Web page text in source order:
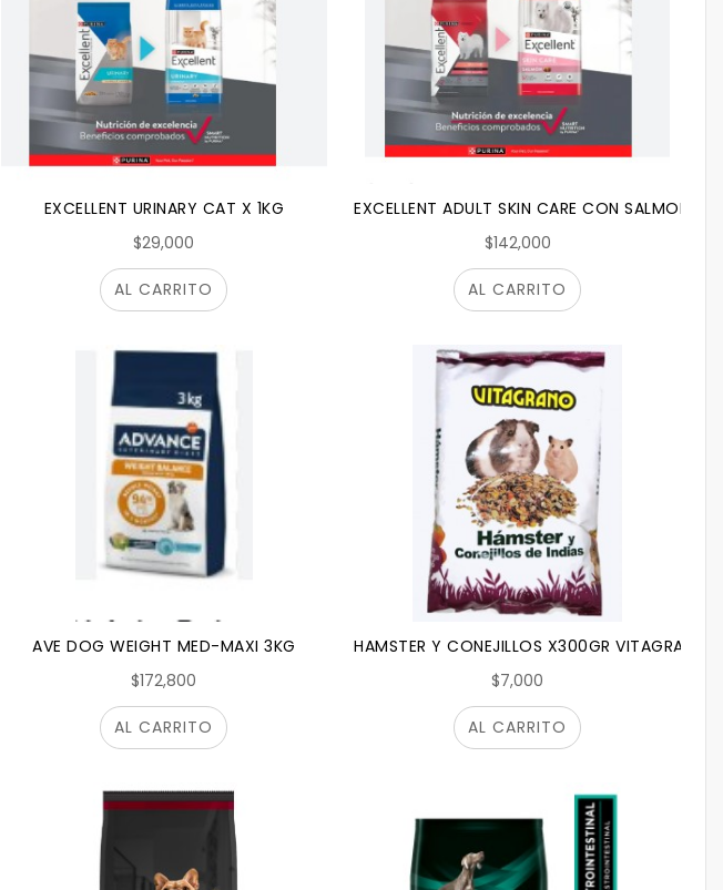
EXCELLENT URINARY CAT X 1KG
$29,000
AL CARRITO
EXCELLENT ADULT SKIN CARE CON SALMON X
$142,000
AL CARRITO
AVE DOG WEIGHT MED-MAXI 3KG
$172,800
AL CARRITO
HAMSTER Y CONEJILLOS X300GR VITAGRANO
$7,000
AL CARRITO